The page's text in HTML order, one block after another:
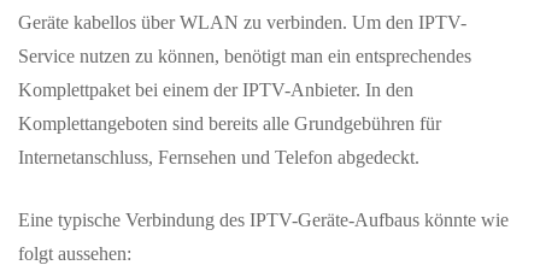
Geräte kabellos über WLAN zu verbinden. Um den IPTV-
Service nutzen zu können, benötigt man ein entsprechendes
Komplettpaket bei einem der IPTV-Anbieter. In den
Komplettangeboten sind bereits alle Grundgebühren für
Internetanschluss, Fernsehen und Telefon abgedeckt.
Eine typische Verbindung des IPTV-Geräte-Aufbaus könnte wie
folgt aussehen: